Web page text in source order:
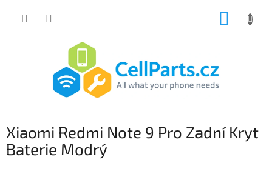
Xiaomi Redmi Note 9 Pro Zadní Kryt
Baterie Modrý